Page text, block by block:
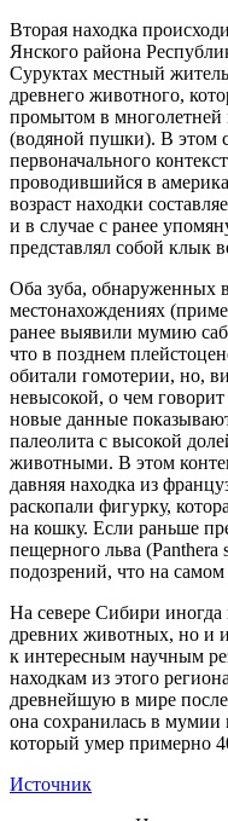
Вторая находка
Янского района
Суруктах местный
древнего животного,
промытом в многолетней
(водяной пушки). В этом
первоначального
проводившийся в
возраст находки
и в случае с ранее
представлял собой клык
Оба зуба, обнаруженных
местонахождениях
ранее выявили мумию
что в позднем
обитали гомотерии, но,
невысокой, о чем говорит
новые данные
палеолита с высокой
животными. В этом
давняя находка из
раскопали фигурку,
на кошку. Если раньше
пещерного льва (Panthera
подозрений, что на
На севере Сибири иногда
древних животных, но и
к интересным научным
находкам из этого
древнейшую в мире
она сохранилась в
который умер примерно
Источник